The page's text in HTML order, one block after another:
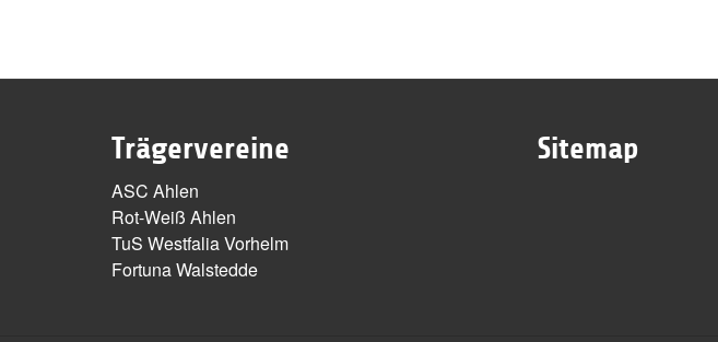
Trägervereine
ASC Ahlen
Rot-Weiß Ahlen
TuS Westfalia Vorhelm
Fortuna Walstedde
Sitemap